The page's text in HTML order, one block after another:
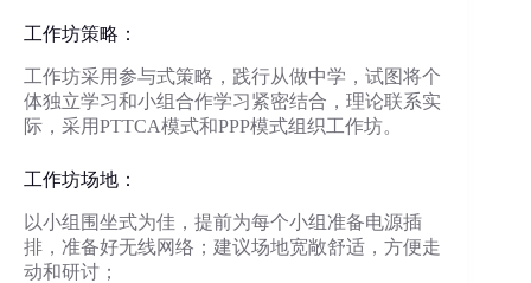
工作坊策略：
工作坊采用参与式策略，践行从做中学，试图将个
体独立学习和小组合作学习紧密结合，理论联系实
际，采用PTTCA模式和PPP模式组织工作坊。
工作坊场地：
以小组围坐式为佳，提前为每个小组准备电源插
排，准备好无线网络；建议场地宽敞舒适，方便走
动和研讨；